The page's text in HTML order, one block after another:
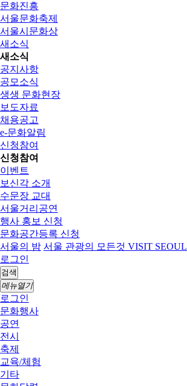
문화진흥
서울문화축제
서울시문화상
새소식
새소식
공지사항
공모소식
생생 문화현장
보도자료
채용공고
e-문화알림
신청참여
신청참여
이벤트
보신각 소개
수문장 교대
서울거리공연
행사 홍보 신청
문화공간등록 신청
서울의 밤 서울 관광의 모든것 VISIT SEOUL
로그인
검색
메뉴열기
로그인
문화행사
공연
전시
축제
교육/체험
기타